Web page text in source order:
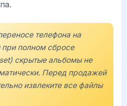
телефона на
полном сбросе
скрытые альбомы не
Перед продажей
извлеките все файлы